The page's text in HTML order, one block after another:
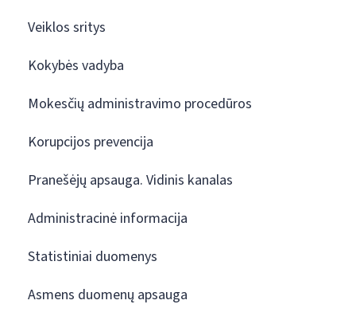
Veiklos sritys
Kokybės vadyba
Mokesčių administravimo procedūros
Korupcijos prevencija
Pranešėjų apsauga. Vidinis kanalas
Administracinė informacija
Statistiniai duomenys
Asmens duomenų apsauga